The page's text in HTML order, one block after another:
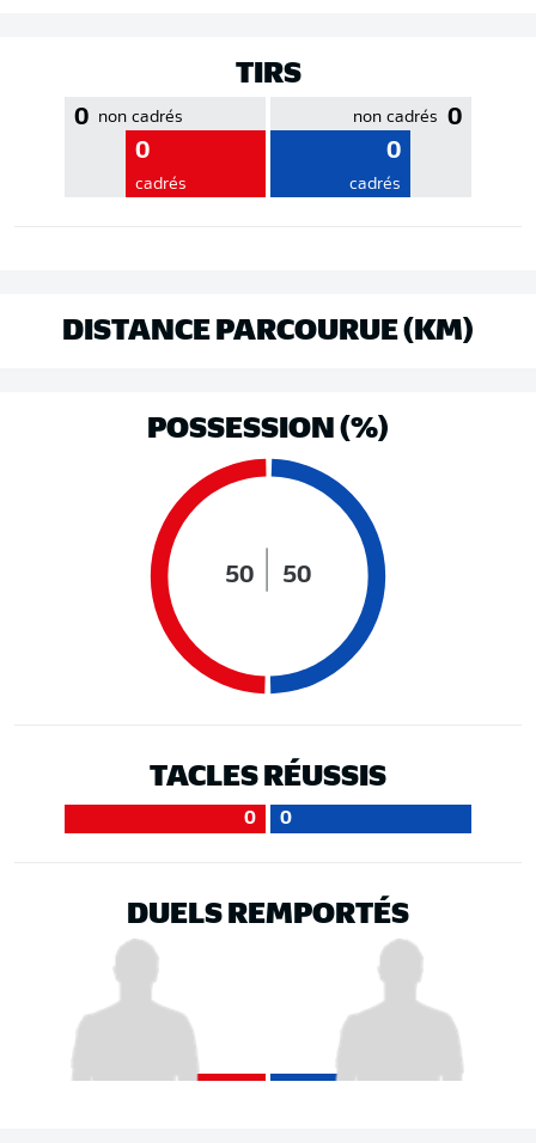
TIRS
0 non cadrés
0
cadrés
0
non cadrés
0
cadrés
DISTANCE PARCOURUE (KM)
POSSESSION (%)
50 50
TACLES RÉUSSIS
0 0
DUELS REMPORTÉS